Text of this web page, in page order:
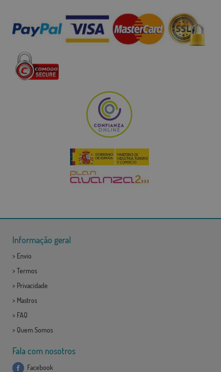
Informação geral
> Envio
> Termos
> Privacidade
> Mastros
> FAQ
> Quem Somos
Fala com nosotros
Facebook